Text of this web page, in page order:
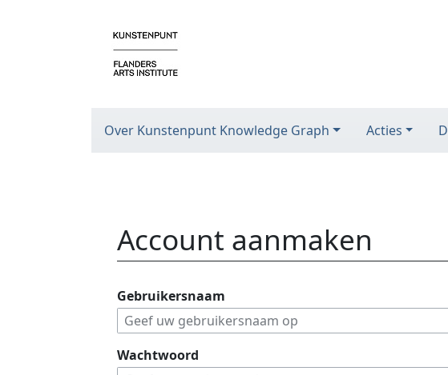
Over Kunstenpunt Knowledge Graph Acties
Account aanmaken
Gebruikersnaam
Wachtwoord